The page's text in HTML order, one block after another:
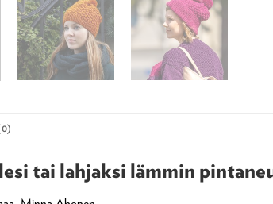
tai lahjaksi lämmin